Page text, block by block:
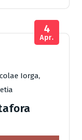
Iorga,
4
Apr.